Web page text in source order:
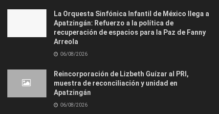
La Orquesta Sinfónica Infantil de México llega a
Apatzingán: Refuerzo a la política de
recuperación de espacios para la Paz de Fanny
Arreola
06/08/2026
Reincorporación de Lizbeth Guízar al PRI,
muestra de reconciliación y unidad en
Apatzingán
06/08/2026